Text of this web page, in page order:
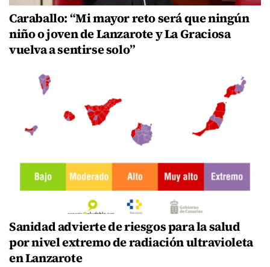
Caraballo: “Mi mayor reto será que ningún
niño o joven de Lanzarote y La Graciosa
vuelva a sentirse solo”
Sanidad advierte de riesgos para la salud
por nivel extremo de radiación ultravioleta
en Lanzarote